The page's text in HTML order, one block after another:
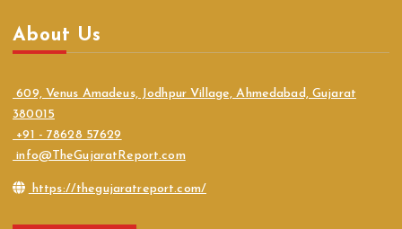
About Us
609, Venus Amadeus, Jodhpur Village, Ahmedabad, Gujarat
380015
+91 - 78628 57629
info@TheGujaratReport.com
https://thegujaratreport.com/